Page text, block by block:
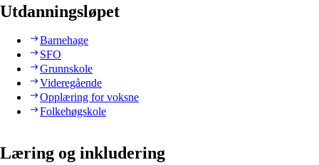
Utdanningsløpet
Barnehage
SFO
Grunnskole
Videregående
Opplæring for voksne
Folkehøgskole
Læring og inkludering